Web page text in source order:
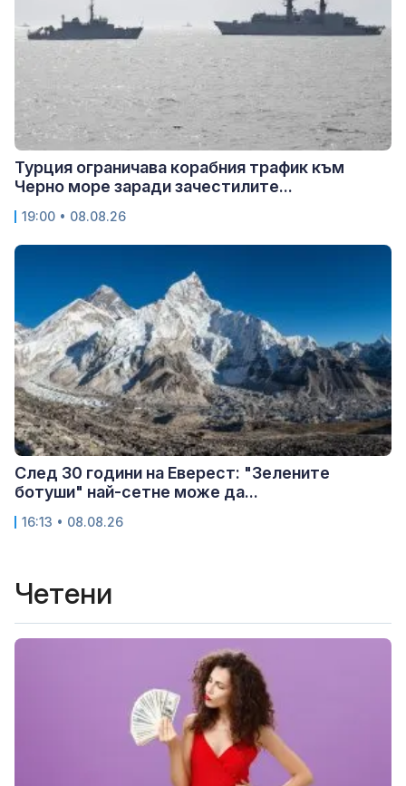
Турция ограничава корабния трафик към
Черно море заради зачестилите...
19:00 • 08.08.26
След 30 години на Еверест: "Зелените
ботуши" най-сетне може да...
16:13 • 08.08.26
Четени